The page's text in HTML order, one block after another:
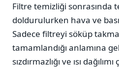
Filtre temizliği sonrasında
doldurulurken hava ve
Sadece filtreyi söküp
tamamlandığı anlamına
sızdırmazlığı ve ısı